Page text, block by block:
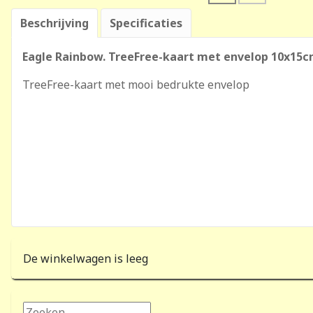
Beschrijving Specificaties
Eagle Rainbow. TreeFree-kaart met envelop
TreeFree-kaart met mooi bedrukte envelop
De winkelwagen is leeg